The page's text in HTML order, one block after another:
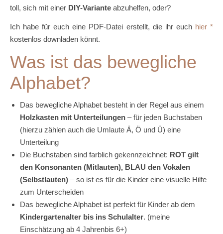
toll, sich mit einer DIY-Variante abzuhelfen, oder?
Ich habe für euch eine PDF-Datei erstellt, die ihr euch hier
kostenlos downladen könnt.
Was ist das bewegliche
Alphabet?
Das bewegliche Alphabet besteht in der Regel aus einem
Holzkasten mit Unterteilungen – für jeden Buchstaben
(hierzu zählen auch die Umlaute Ä, Ö und Ü) eine
Unterteilung
Die Buchstaben sind farblich gekennzeichnet: ROT gilt
den Konsonanten (Mitlauten), BLAU den Vokalen
(Selbstlauten) – so ist es für die Kinder eine visuelle Hilfe
zum Unterscheiden
Das bewegliche Alphabet ist perfekt für Kinder ab dem
Kindergartenalter bis ins Schulalter. (meine
Einschätzung ab 4 Jahrenbis 6+)